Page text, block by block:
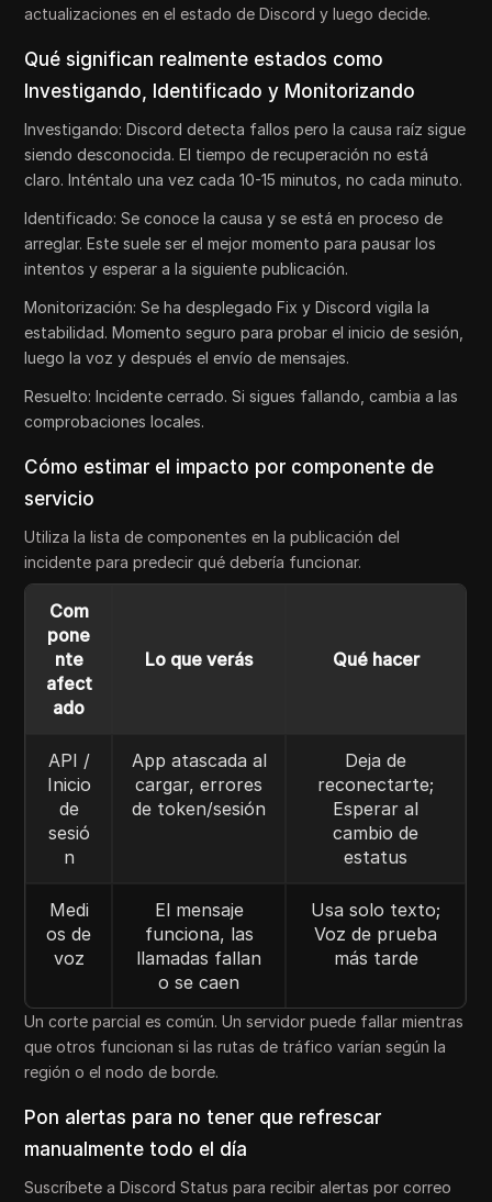
actualizaciones en el estado de Discord y luego decide.
Qué significan realmente estados como
Investigando, Identificado y Monitorizando
Investigando: Discord detecta fallos pero la causa raíz sigue
siendo desconocida. El tiempo de recuperación no está
claro. Inténtalo una vez cada 10-15 minutos, no cada minuto.
Identificado: Se conoce la causa y se está en proceso de
arreglar. Este suele ser el mejor momento para pausar los
intentos y esperar a la siguiente publicación.
Monitorización: Se ha desplegado Fix y Discord vigila la
estabilidad. Momento seguro para probar el inicio de sesión,
luego la voz y después el envío de mensajes.
Resuelto: Incidente cerrado. Si sigues fallando, cambia a las
comprobaciones locales.
Cómo estimar el impacto por componente de
servicio
Utiliza la lista de componentes en la publicación del
incidente para predecir qué debería funcionar.
Com
pone
nte
afect
ado
Lo que verás Qué hacer
API /
Inicio
de
sesió
n
App atascada al
cargar, errores
de token/sesión
Deja de
reconectarte;
Esperar al
cambio de
estatus
Medi
os de
voz
El mensaje
funciona, las
llamadas fallan
o se caen
Usa solo texto;
Voz de prueba
más tarde
Un corte parcial es común. Un servidor puede fallar mientras
que otros funcionan si las rutas de tráfico varían según la
región o el nodo de borde.
Pon alertas para no tener que refrescar
manualmente todo el día
Suscríbete a Discord Status para recibir alertas por correo